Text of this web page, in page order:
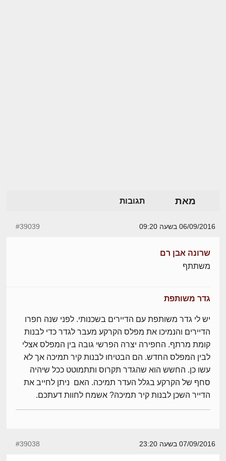
מאת תגובות
06/09/2016 בשעה 09:20 #39039
שרונה אבן רם
משתתף
גדר משותפת
יש לי גדר משותפת עם הדיירים בשכנותי. לפני שנה חפרו
הדיירים והנמיכו את מפלס הקרקע מעבר לגדר כדי לבנות
קומת מרתף. החפירה יצרה הפרשי גובה בין המפלס אצלי
לבין המפלס החדש. הם הבטיחו לבנות קיר תמיכה אך לא
עשו כן. החשש הוא שהגדר תקרוס ותתמוטט ככל שיהיה
סחף של הקרקע בגלל העדר תמיכה. האם ניתן לחייב את
הדייר השכן לבנות קיר תמיכה? אשמח לחוות דעתכם.
07/09/2016 בשעה 23:20 #39038